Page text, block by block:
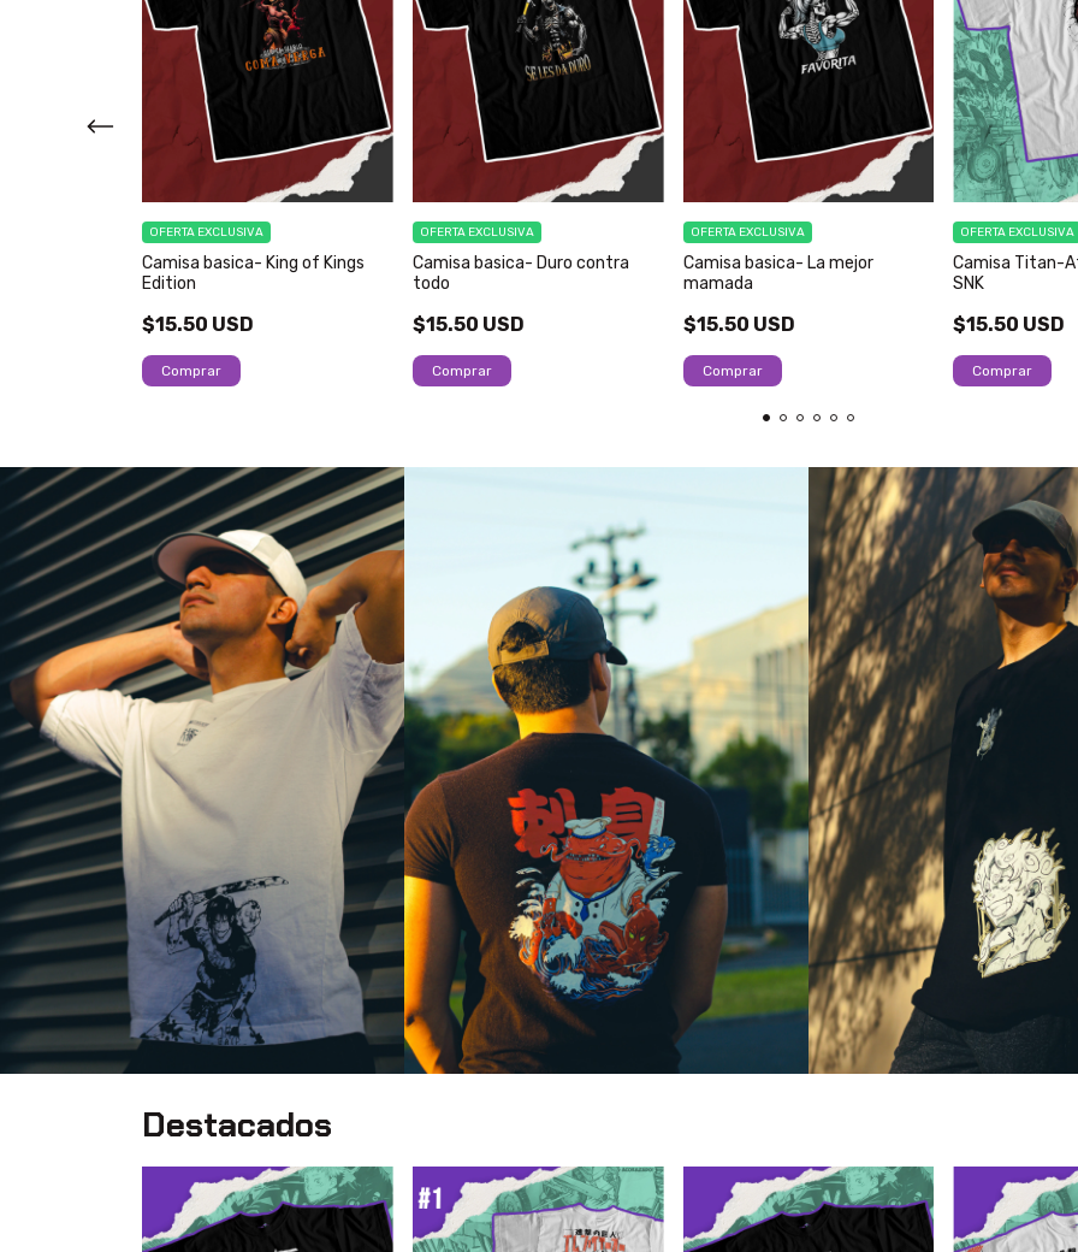
Camisa basica- King of Kings
Edition
$15.50 USD
OFERTA EXCLUSIVA
Comprar
Camisa basica- Duro contra
todo
$15.50 USD
OFERTA EXCLUSIVA
Comprar
Camisa basica- La mejor
mamada
$15.50 USD
OFERTA EXCLUSIVA
Comprar
Camisa Titan-
SNK
$15.50 USD
OFERTA EXCLUSIVA
Comprar
Destacados